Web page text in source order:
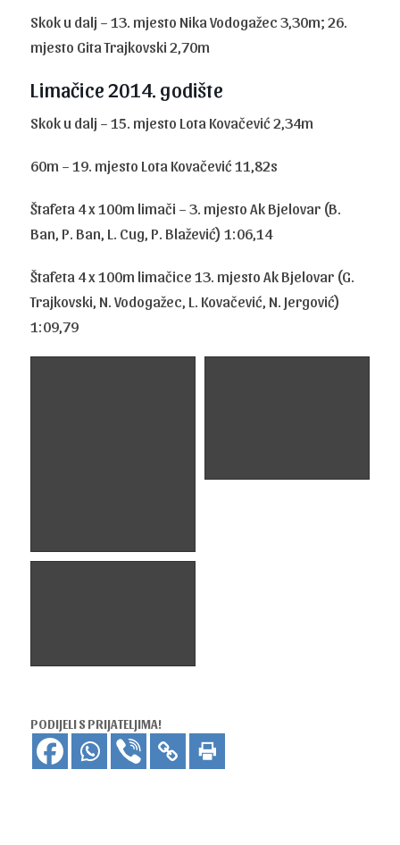
Skok u dalj – 13. mjesto Nika Vodogažec 3,30m; 26.
mjesto Gita Trajkovski 2,70m
Limačice 2014. godište
Skok u dalj – 15. mjesto Lota Kovačević 2,34m
60m – 19. mjesto Lota Kovačević 11,82s
Štafeta 4 x 100m limači – 3. mjesto Ak Bjelovar (B.
Ban, P. Ban, L. Cug, P. Blažević) 1:06,14
Štafeta 4 x 100m limačice 13. mjesto Ak Bjelovar (G.
Trajkovski, N. Vodogažec, L. Kovačević, N. Jergović)
1:09,79
PODIJELI S PRIJATELJIMA!